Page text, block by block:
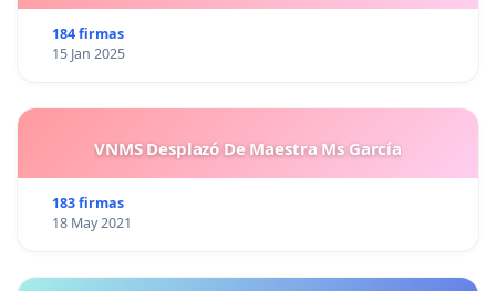
184 firmas
15 Jan 2025
VNMS Desplazó De Maestra Ms García
183 firmas
18 May 2021